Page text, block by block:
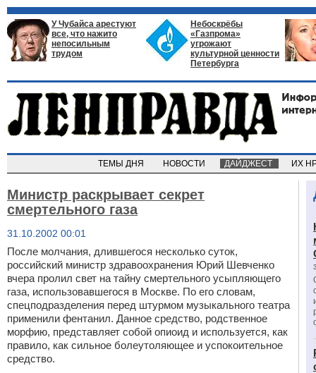
У Чубайса арестуют
все, что нажито
непосильным
трудом
Небоскрёбы
«Газпрома»
угрожают
культурной ценности
Петербурга
ТЕМЫ ДНЯ НОВОСТИ ДАЙДЖЕСТ ИХ
Министр раскрывает секрет
смертельного газа
31.10.2002 00:01
После молчания, длившегося несколько суток,
российский министр здравоохранения Юрий Шевченко
вчера пролил свет на тайну смертельного усыпляющего
газа, использовавшегося в Москве. По его словам,
спецподразделения перед штурмом музыкального театра
применили фентанил. Данное средство, родственное
морфию, представляет собой опиоид и используется, как
правило, как сильное болеутоляющее и успокоительное
средство.